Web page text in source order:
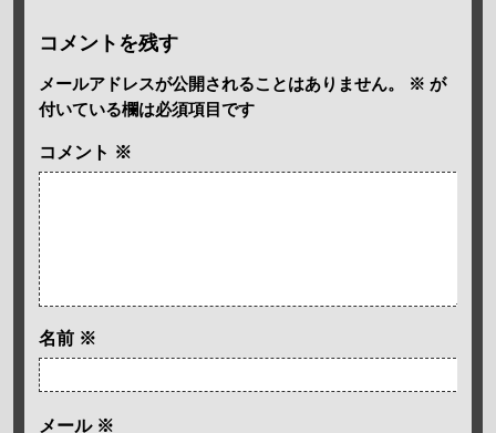
コメントを残す
メールアドレスが公開されることはありません。 ※ が
付いている欄は必須項目です
コメント ※
名前 ※
メール ※